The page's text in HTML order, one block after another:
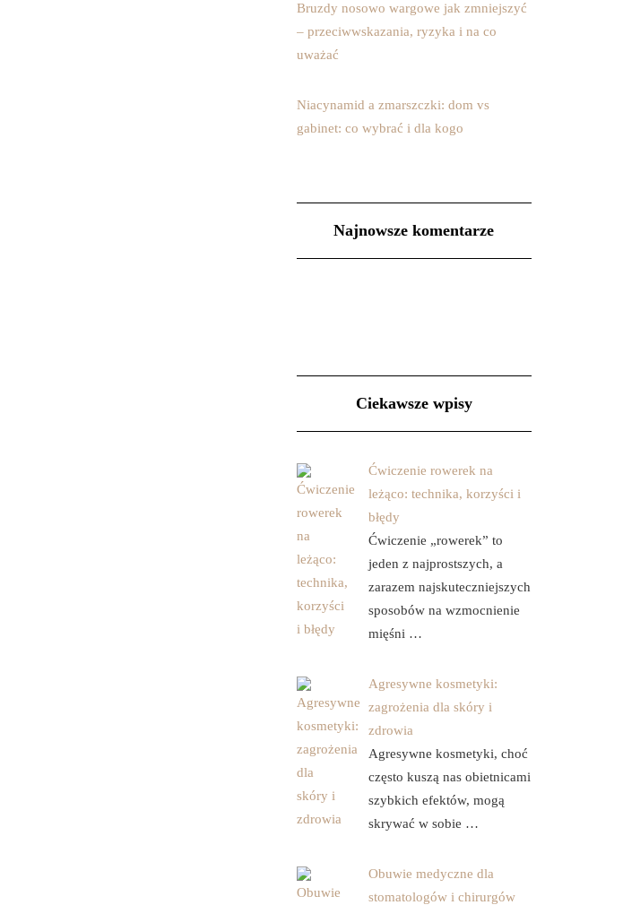
Bruzdy nosowo wargowe jak zmniejszyć
– przeciwwskazania, ryzyka i na co
uważać
Niacynamid a zmarszczki: dom vs
gabinet: co wybrać i dla kogo
Najnowsze komentarze
Ciekawsze wpisy
Ćwiczenie rowerek na
leżąco: technika, korzyści i
błędy
Ćwiczenie „rowerek” to
jeden z najprostszych, a
zarazem najskuteczniejszych
sposobów na wzmocnienie
mięśni …
Agresywne kosmetyki:
zagrożenia dla skóry i
zdrowia
Agresywne kosmetyki, choć
często kuszą nas obietnicami
szybkich efektów, mogą
skrywać w sobie …
Obuwie medyczne dla
stomatologów i chirurgów